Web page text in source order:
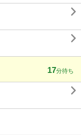


17分待ち
